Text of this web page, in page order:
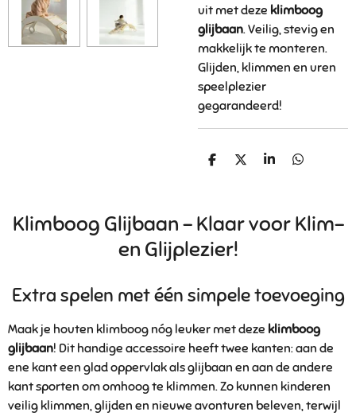
uit met deze klimboog
glijbaan. Veilig, stevig en
makkelijk te monteren.
Glijden, klimmen en uren
speelplezier
gegarandeerd!
D
n
D
S
D
n
Klimboog Glijbaan – Klaar voor Klim-
en Glijplezier!
Extra spelen met één simpele toevoeging
Maak je houten klimboog nóg leuker met deze klimboog
glijbaan! Dit handige accessoire heeft twee kanten: aan de
ene kant een glad oppervlak als glijbaan en aan de andere
kant sporten om omhoog te klimmen. Zo kunnen kinderen
veilig klimmen, glijden en nieuwe avonturen beleven, terwijl